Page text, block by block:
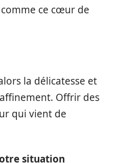
ce cœur de
la délicatesse et
Offrir des
qui vient de
situation